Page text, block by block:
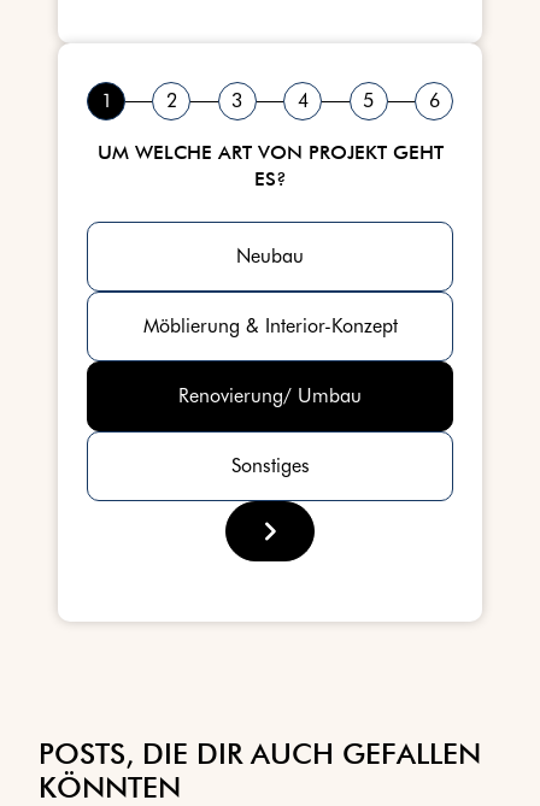
1 2 3 4 5 6
UM WELCHE ART VON PROJEKT GEHT
ES?
Neubau
Möblierung & Interior-Konzept
Renovierung/ Umbau
Sonstiges
POSTS, DIE DIR AUCH GEFALLEN
KÖNNTEN